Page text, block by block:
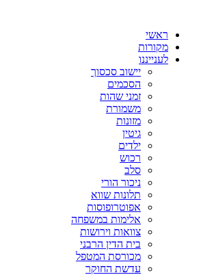
ראשי
מקורות
לענייננו
יישוב סכסוך
הסכמים
זמני שהות
משמורת
מזונות
גיטין
ילדים
רכוש
סלב
ניכור הורי
תלונות שווא
אפוטרופוסות
אלימות במשפחה
צוואות וירושות
בית הדין הרבני
מכורסת המטפל
עדשת החוקר